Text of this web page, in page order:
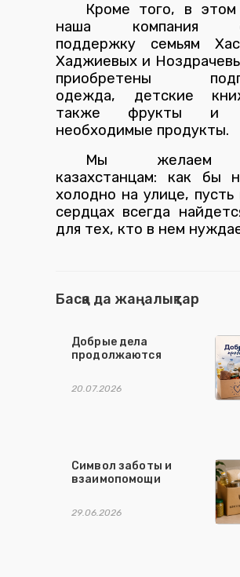
Кроме того, в этом
наша компания
поддержку семьям
Хаджиевых и
приобретены
одежда, детские
также фрукты и
необходимые продукты.
Мы желаем
казахстанцам: как бы
холодно на улице, пусть
сердцах всегда
для тех, кто в нем
Басқа да жаңалықтар
Добрые дела
продолжаются
20.07.2026
Символ заботы и
взаимопомощи
29.06.2026